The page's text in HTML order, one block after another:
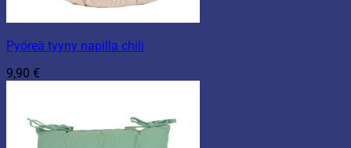
Pyöreä tyyny napilla chili
9,90 €